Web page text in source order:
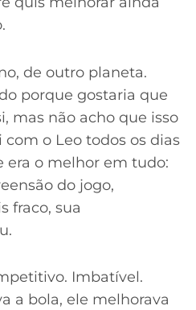
de outro planeta.
porque gostaria que
mas não acho que isso
o Leo todos os dias
era o melhor em tudo:
do jogo,
fraco, sua
Imbatível.
a bola, ele melhorava